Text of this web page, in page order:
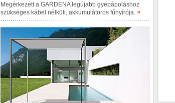
Megérkezett a GARDENA legújabb gyepápoláshoz
szükséges kábel nélküli, akkumulátoros fűnyírója. »